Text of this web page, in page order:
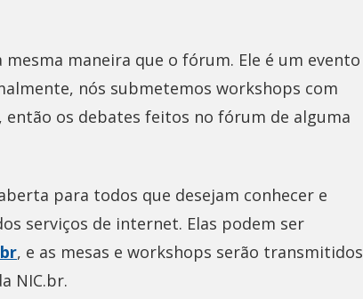
mesma maneira que o fórum. Ele é um evento
nós submetemos workshops com
os debates feitos no fórum de alguma
para todos que desejam conhecer e
serviços de internet. Elas podem ser
, e as mesas e workshops serão transmitidos
NIC.br.